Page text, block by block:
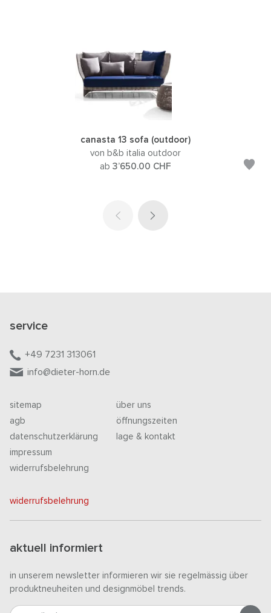
canasta 13 sofa (outdoor)
von b&b italia outdoor
ab 3’650.00 CHF
service
+49 7231 313061
info@dieter-horn.de
sitemap
agb
datenschutzerklärung
impressum
widerrufsbelehrung
über uns
öffnungszeiten
lage & kontakt
widerrufsbelehrung
aktuell informiert
in unserem newsletter informieren wir sie regelmässig über
produktneuheiten und designmöbel trends.